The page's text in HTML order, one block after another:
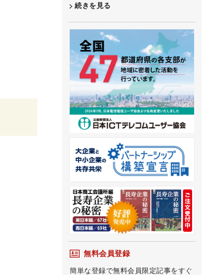
続きを見る
無料会員登録
簡単な登録で無料会員限定記事をすぐ